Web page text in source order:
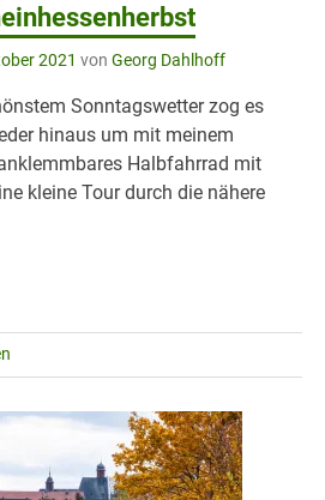
2021 von Georg Dahlhoff
Sonntagswetter zog es
hinaus um mit meinem
Halbfahrrad mit
kleine Tour durch die nähere